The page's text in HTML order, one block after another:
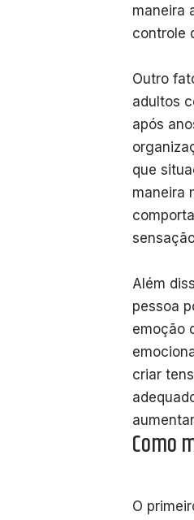
maneira
controle
Outro
adultos
após
que
maneira
Além
pessoa
emoção
criar
Como
O